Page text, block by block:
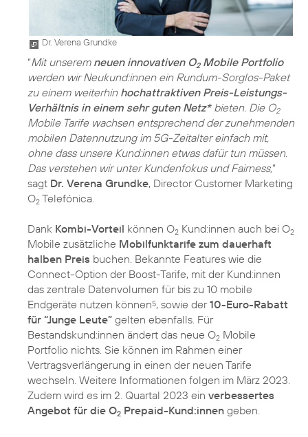
Dr. Verena Grundke
“Mit unserem neuen innovativen O2Mobile Portfolio
werden wir Neukund:innen ein Rundum-Sorglos-Paket
zu einem weiterhin hochattraktiven Preis-Leistungs-
Verhältnis in einem sehr guten Netz*bieten. Die O2
Mobile Tarife wachsen entsprechend der zunehmenden
mobilen Datennutzung im 5G-Zeitalter einfach mit,
ohne dass unsere Kund:innen etwas dafür tun müssen.
Das verstehen wir unter Kundenfokus und Fairness,”
sagt Dr. Verena Grundke, Director Customer Marketing
O2 Telefónica.
Dank Kombi-Vorteil können O2 Kund:innen auch bei O2
Mobile zusätzliche Mobilfunktarife zum dauerhaft
halben Preis buchen. Bekannte Features wie die
Connect-Option der Boost-Tarife, mit der Kund:innen
das zentrale Datenvolumen für bis zu 10 mobile
Endgeräte nutzen können5, sowie der10-Euro-Rabatt
für “Junge Leute” gelten ebenfalls. Für
Bestandskund:innen ändert das neue O2 Mobile
Portfolio nichts. Sie können im Rahmen einer
Vertragsverlängerung in einen der neuen Tarife
wechseln. Weitere Informationen folgen im März 2023.
Zudem wird es im 2. Quartal 2023 ein verbessertes
Angebot für die O2 Prepaid-Kund:innen geben.